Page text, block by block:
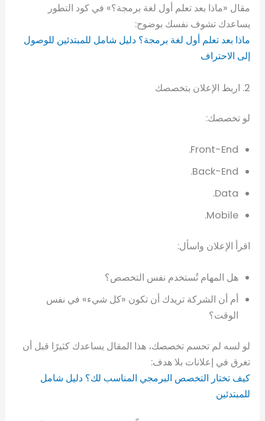
مقال «ماذا بعد تعلم أول لغة برمجة؟» في كود التطور
يساعدك تشوف نفسك بوضوح:
ماذا بعد تعلم أول لغة برمجة؟ دليل شامل للمبتدئين للوصول
إلى الاحتراف
2. اربط الإعلان بتخصصك
لو تخصصك:
Front-End.
Back-End.
Data.
Mobile.
اقرأ الإعلان واسأل:
هل المهام تُستخدم نفس التخصص؟
أم أن الشركة تريدك أن تكون «كل شيء» في نفس
الوقت؟
لو لسه لم تحسم تخصصك، هذا المقال يساعدك كثيرًا قبل أن
تغرق في إعلانات بلا هدف:
كيف تختار التخصص البرمجي المناسب لك؟ دليل شامل
للمبتدئين